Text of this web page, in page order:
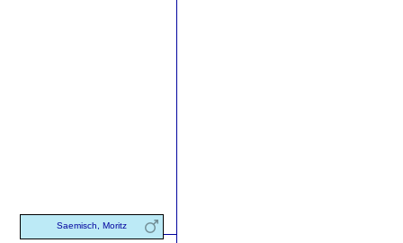
Saemisch, Moritz